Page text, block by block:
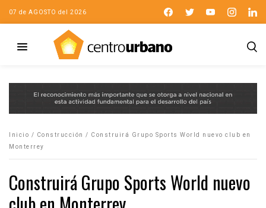
07 de AGOSTO del 2026
Inicio / Construcción / Construirá Grupo Sports World nuevo club en
Monterrey
Construirá Grupo Sports World nuevo